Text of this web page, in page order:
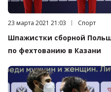
Дата публикации:
23 марта 2021 21:03 Категория:
Спорт
Шпажистки сборной
по фехтованию в Казани